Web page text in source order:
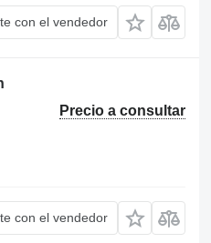
con el vendedor
Precio a consultar
con el vendedor